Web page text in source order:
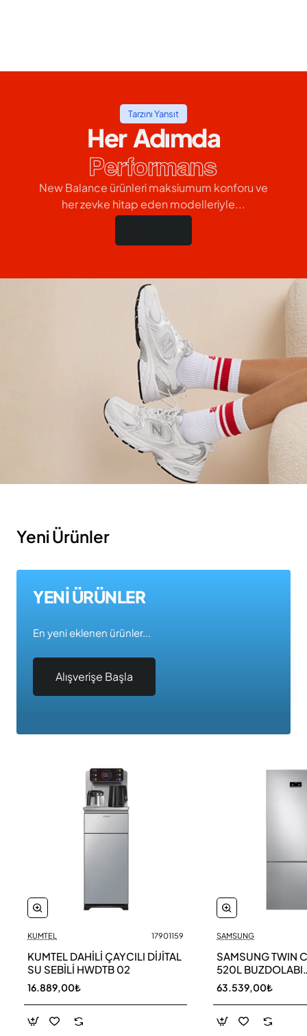
Tarzını Yansıt
Her Adımda
Performans
New Balance ürünleri maksiumum konforu ve
her zevke hitap eden modelleriyle...
Yeni Ürünler
YENİ ÜRÜNLER
En yeni eklenen ürünler...
Alışverişe Başla
Yeni
KUMTEL 17901159
KUMTEL DAHİLİ ÇAYCILI DİJİTAL
SU SEBİLİ HWDTB 02
16.889,00₺
SAMSUNG
SAMSUNG TWIN
520L BUZDOLABI
RB52DS33ESA TR
63.539,00₺